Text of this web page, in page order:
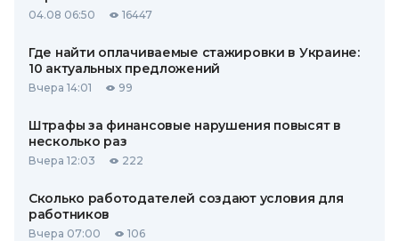
04.08 06:50 16447
Где найти оплачиваемые стажировки в Украине:
10 актуальных предложений
Вчера 14:01 99
Штрафы за финансовые нарушения повысят в
несколько раз
Вчера 12:03 222
Сколько работодателей создают условия для
работников
Вчера 07:00 106